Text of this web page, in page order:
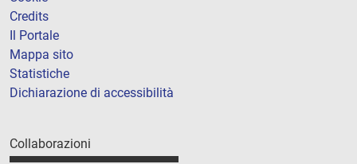
Credits
Il Portale
Mappa sito
Statistiche
Dichiarazione di accessibilità
Collaborazioni